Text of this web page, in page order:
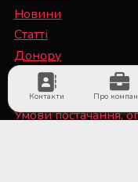
Контакти Про
Новини
Статті
Донору
Спеціалісту
Умови постачання,